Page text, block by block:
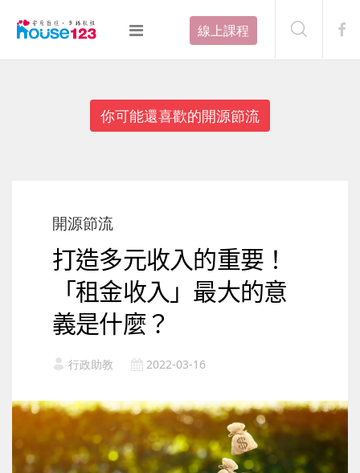
線上課程
你可能還喜歡的開源節流
開源節流
打造多元收入的重要！
「租金收入」最大的意
義是什麼？
行政助教 2022-03-16